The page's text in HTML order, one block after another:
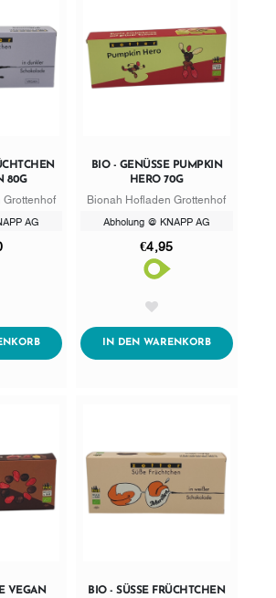
P
Grottenhof
AG
ADDTOCART
BIO - GENÜSSE PUMPKIN
HERO 70G
Bionah Hofladen Grottenhof
Abholung @ KNAPP AG
€4,95
IN DEN WARENKORBADDTOCART
VEGAN
BIO - SÜSSE FRÜCHTCHEN M